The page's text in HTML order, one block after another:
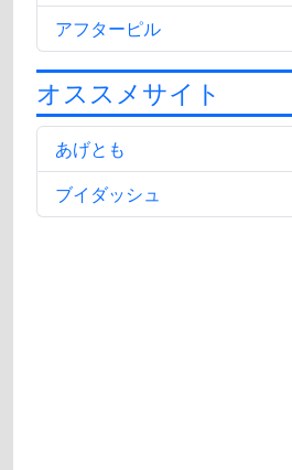
アフターピル
オススメサイト
あげとも
ブイダッシュ